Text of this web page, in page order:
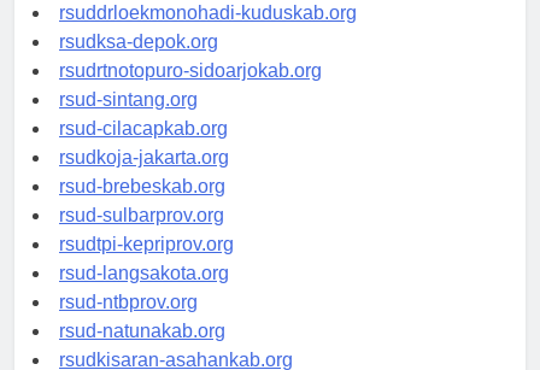
rsud-tpikepriprov.org
rsuddrloekmonohadi-kuduskab.org
rsudksa-depok.org
rsudrtnotopuro-sidoarjokab.org
rsud-sintang.org
rsud-cilacapkab.org
rsudkoja-jakarta.org
rsud-brebeskab.org
rsud-sulbarprov.org
rsudtpi-kepriprov.org
rsud-langsakota.org
rsud-ntbprov.org
rsud-natunakab.org